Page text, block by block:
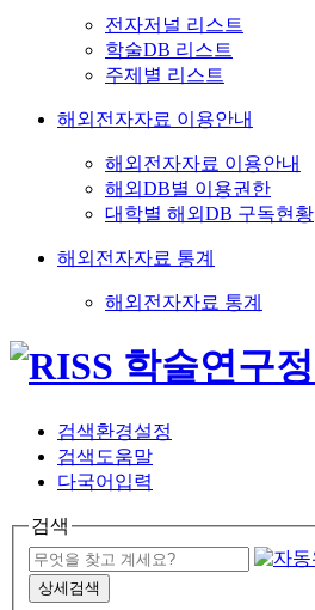
전자저널 리스트
학술DB 리스트
주제별 리스트
해외전자자료 이용안내
해외전자자료 이용안내
해외DB별 이용권한
대학별 해외DB 구독현황
해외전자자료 통계
해외전자자료 통계
검색환경설정
검색도움말
다국어입력
검색
상세검색